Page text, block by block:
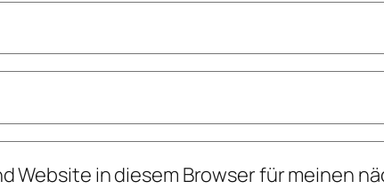
Website in diesem Browser für meinen